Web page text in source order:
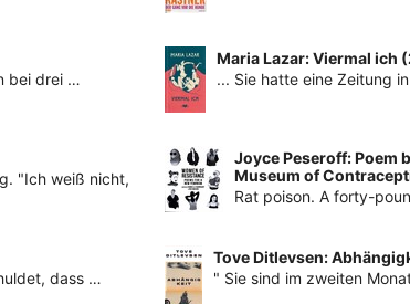
bei drei …
Maria Lazar: Viermal ich
... Sie hatte eine Zeitung
"Ich weiß nicht,
Joyce Peseroff: Poem
Museum of
Rat poison. A forty-
dass …
Tove Ditlevsen:
" Sie sind im zweiten